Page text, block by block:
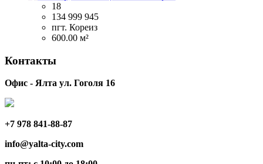
18
134 999 945
пгт. Кореиз
600.00 м²
Контакты
Офис - Ялта ул. Гоголя 16
+7 978 841-88-87
info@yalta-city.com